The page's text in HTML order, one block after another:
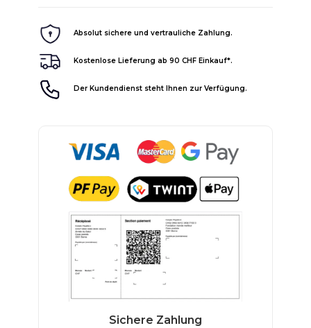
Absolut sichere und vertrauliche Zahlung.
Kostenlose Lieferung ab 90 CHF Einkauf*.
Der Kundendienst steht Ihnen zur Verfügung.